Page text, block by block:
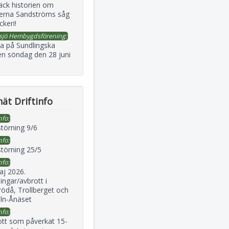
historien om
Sandströms såg
Hembygdsförening:
på Sundlingska
söndag den 28 juni
Driftinfo
9/6
25/5
2026.
avbrott i
Trollberget och
Ånäset
som påverkat 15-